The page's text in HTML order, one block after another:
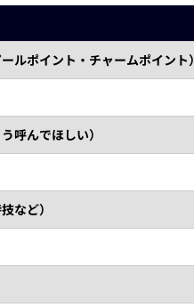
ルポイント・チャームポイント）
呼んでほしい）
など）